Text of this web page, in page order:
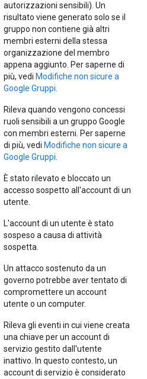
autorizzazioni sensibili). Un
risultato viene generato solo se il
gruppo non contiene già altri
membri esterni della stessa
organizzazione del membro
appena aggiunto. Per saperne di
più, vedi Modifiche non sicure a
Google Gruppi
Rileva quando vengono concessi
ruoli sensibili a un gruppo Google
con membri esterni. Per saperne
di più, vedi Modifiche non sicure a
Google Gruppi
È stato rilevato e bloccato un
accesso sospetto all'account di un
utente.
L'account di un utente è stato
sospeso a causa di attività
sospetta.
Un attacco sostenuto da un
governo potrebbe aver tentato di
compromettere un account
utente o un computer.
Rileva gli eventi in cui viene creata
una chiave per un account di
servizio gestito dall'utente
inattivo. In questo contesto, un
account di servizio è considerato